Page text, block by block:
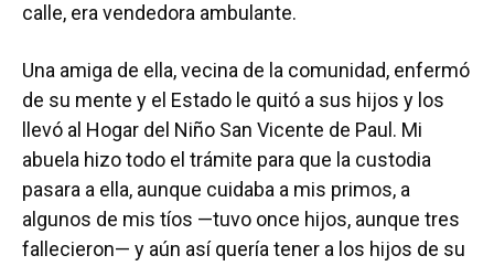
calle, era vendedora ambulante.
Una amiga de ella, vecina de la comunidad, enfermó
de su mente y el Estado le quitó a sus hijos y los
llevó al Hogar del Niño San Vicente de Paul. Mi
abuela hizo todo el trámite para que la custodia
pasara a ella, aunque cuidaba a mis primos, a
algunos de mis tíos —tuvo once hijos, aunque tres
fallecieron— y aún así quería tener a los hijos de su